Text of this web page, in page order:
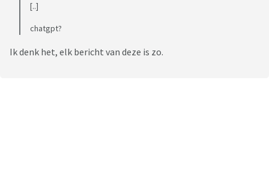
[..]
chatgpt?
Ik denk het, elk bericht van deze is zo.